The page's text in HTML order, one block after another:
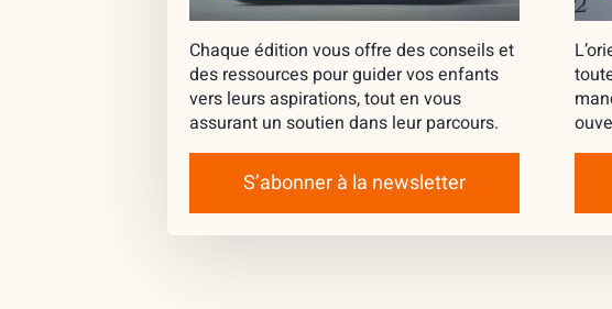
Chaque édition vous offre des conseils et
des ressources pour guider vos enfants
vers leurs aspirations, tout en vous
assurant un soutien dans leur parcours.
S’abonner à la newsletter